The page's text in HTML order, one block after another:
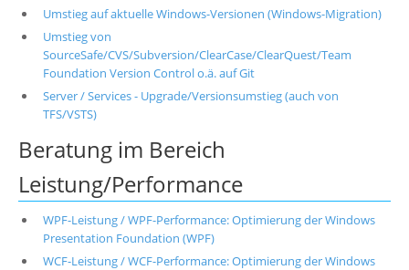
Umstieg auf aktuelle Windows-Versionen (Windows-Migration)
Umstieg von
SourceSafe/CVS/Subversion/ClearCase/ClearQuest/Team
Foundation Version Control o.ä. auf Git
Server / Services - Upgrade/Versionsumstieg (auch von
TFS/VSTS)
Beratung im Bereich
Leistung/Performance
WPF-Leistung / WPF-Performance: Optimierung der Windows
Presentation Foundation (WPF)
WCF-Leistung / WCF-Performance: Optimierung der Windows